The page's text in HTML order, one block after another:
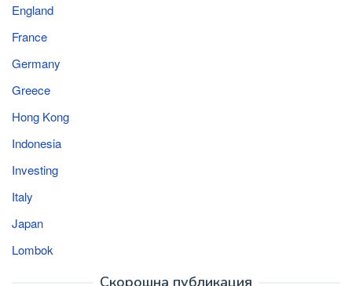
England
France
Germany
Greece
Hong Kong
Indonesia
Investing
Italy
Japan
Lombok
Скорошна публикация